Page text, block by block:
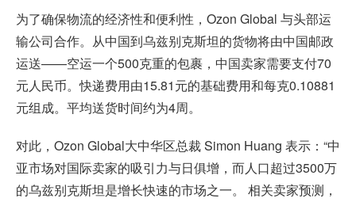
为了确保物流的经济性和便利性，Ozon Global 与头部运
输公司合作。从中国到乌兹别克斯坦的货物将由中国邮政
运送——空运一个500克重的包裹，中国卖家需要支付70
元人民币。快递费用由15.81元的基础费用和每克0.10881
元组成。平均送货时间约为4周。
对此，Ozon Global大中华区总裁 Simon Huang 表示：“中
亚市场对国际卖家的吸引力与日俱增，而人口超过3500万
的乌兹别克斯坦是增长快速的市场之一。 相关卖家预测，